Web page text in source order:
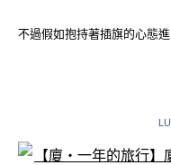
不過假如抱持著插旗的心態